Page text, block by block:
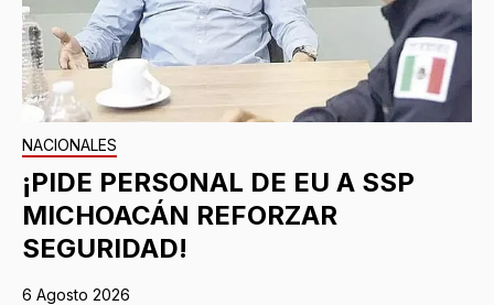
NACIONALES
¡PIDE PERSONAL DE EU A SSP
MICHOACÁN REFORZAR
SEGURIDAD!
6 Agosto 2026